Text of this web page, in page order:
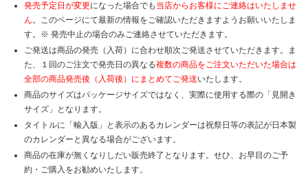
発売予定日が変更になった場合でも 当店からお客様にご連絡はいたしませ
ん。このページにて最新の情報をご確認いただきますようお願いいたしま
す。※ 発売中止の場合のみご連絡させていただきます。
ご発送は商品の発売（入荷）に合わせ順次ご発送させていただきます。ま
た、１回のご注文で発売日の異なる複数の商品をご注文いただいた場合は
全部の商品発売後（入荷後）にまとめてご発送いたします。
商品のサイズはパッケージサイズではなく、実際に使用する際の「見開き
サイズ」となります。
タイトルに「輸入版」と表示のあるカレンダーは祝祭日等の表記が日本製
のカレンダーと異なる場合がございます。
商品の在庫が無くなりしだい販売終了となります。せひ、お早目のご予
約・ご購入をお勧めいたします。